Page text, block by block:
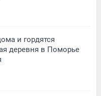
и гордятся
деревня в Поморье